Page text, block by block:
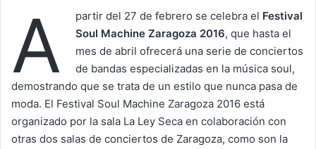
A partir del 27 de febrero se celebra el Festival
Soul Machine Zaragoza 2016, que hasta el
mes de abril ofrecerá una serie de conciertos
de bandas especializadas en la música soul,
demostrando que se trata de un estilo que nunca pasa de
moda. El Festival Soul Machine Zaragoza 2016 está
organizado por la sala La Ley Seca en colaboración con
otras dos salas de conciertos de Zaragoza, como son la